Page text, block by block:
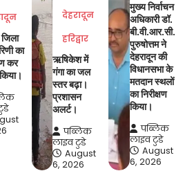
का
कर
देहरादून
हरिद्वार
ऋषिकेश में
गंगा का जल
स्तर बढ़ा।
प्रशासन
अलर्ट।
पब्लिक
लाइव टुडे
August
6, 2026
मुख्य निर्वाचन
अधिकारी डॉ.
बी.वी.आर.सी.
पुरुषोत्तम ने
देहरादून की
विधानसभा के
मतदान स्थलों
का निरीक्षण
किया।
पब्लिक
लाइव टुडे
August
6, 2026